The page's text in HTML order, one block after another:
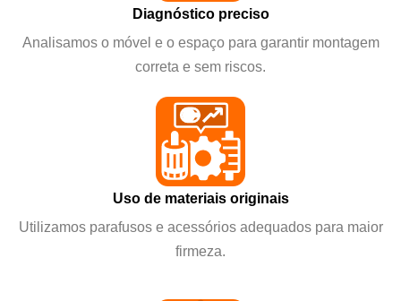
Diagnóstico preciso
Analisamos o móvel e o espaço para garantir montagem
correta e sem riscos.
Uso de materiais originais
Utilizamos parafusos e acessórios adequados para maior
firmeza.